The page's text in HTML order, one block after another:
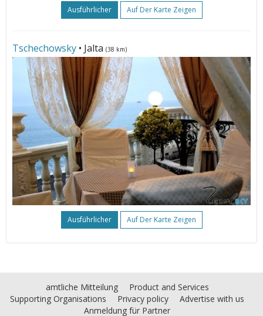
Ausführlicher Auf Der Karte Zeigen
Tschechowsky • Jalta (38 km)
Ausführlicher Auf Der Karte Zeigen
amtliche Mitteilung
Product and Services
Supporting Organisations
Privacy policy
Advertise with us
Anmeldung für Partner